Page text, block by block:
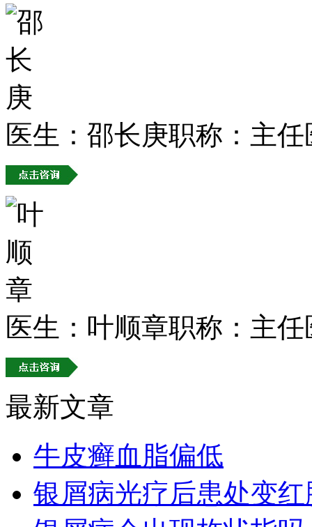
医生：邵长庚职称：主任
医生：叶顺章职称：主任
最新文章
牛皮癣血脂偏低
银屑病光疗后患处变红